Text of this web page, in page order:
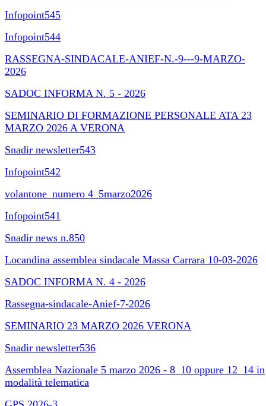
Infopoint545
Infopoint544
RASSEGNA-SINDACALE-ANIEF-N.-9---9-MARZO-
2026
SADOC INFORMA N. 5 - 2026
SEMINARIO DI FORMAZIONE PERSONALE ATA 23
MARZO 2026 A VERONA
Snadir newsletter543
Infopoint542
volantone_numero 4_5marzo2026
Infopoint541
Snadir news n.850
Locandina assemblea sindacale Massa Carrara 10-03-2026
SADOC INFORMA N. 4 - 2026
Rassegna-sindacale-Anief-7-2026
SEMINARIO 23 MARZO 2026 VERONA
Snadir newsletter536
Assemblea Nazionale 5 marzo 2026 - 8_10 oppure 12_14 in
modalità telematica